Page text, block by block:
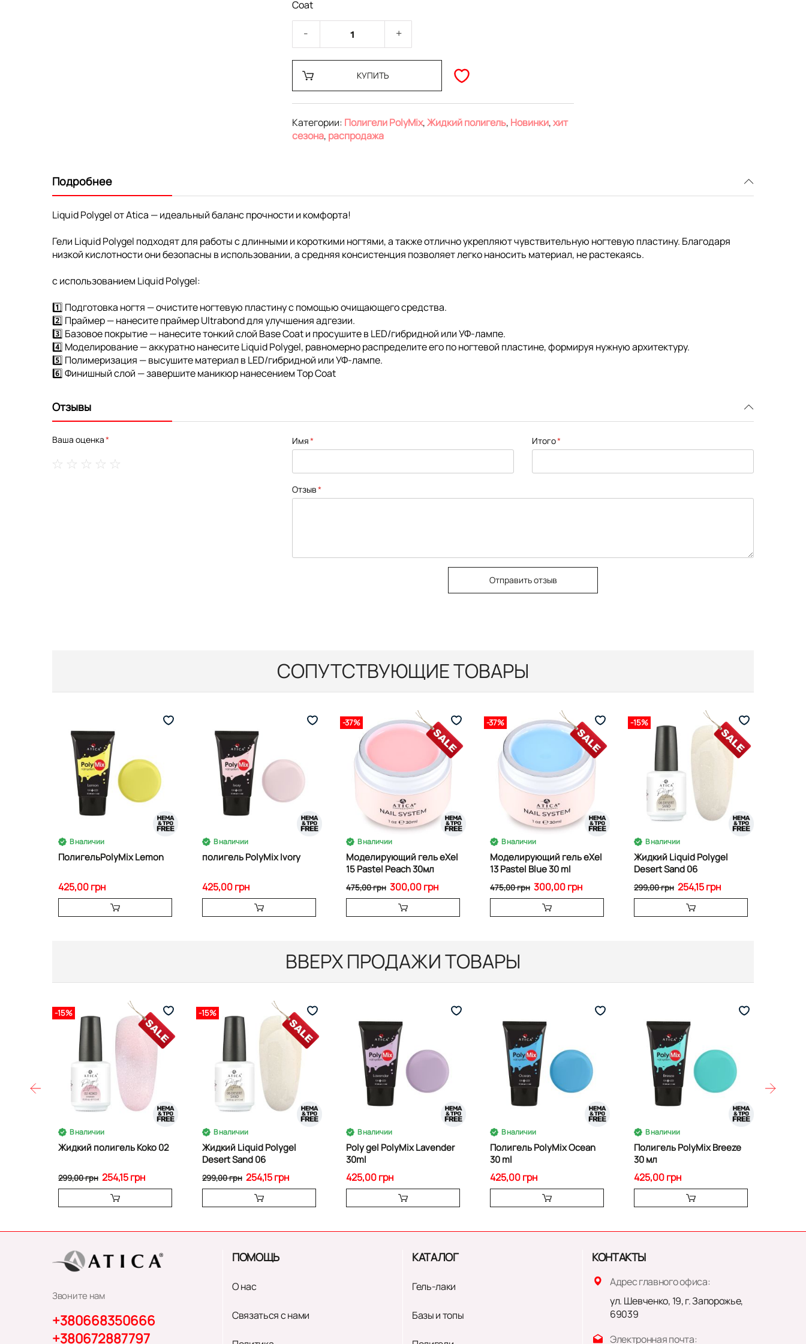
Coat
КУПИТЬ
Категории: Полигели PolyMix,Жидкий полигель, Новинки,хит
сезона, распродажа
Подробнее
Liquid Polygel от Atica — идеальный баланс прочности и комфорта!
Гели Liquid Polygel подходят для работы с длинными и короткими ногтями, а также отлично укрепляют чувствительную ногтевую пластину. Благодаря
низкой кислотности они безопасны в использовании, а средняя консистенция позволяет легко наносить материал, не растекаясь.
с использованием Liquid Polygel:
1️⃣ Подготовка ногтя — очистите ногтевую пластину с помощью очищающего средства.
2️⃣ Праймер — нанесите праймер Ultrabond для улучшения адгезии.
3️⃣ Базовое покрытие — нанесите тонкий слой Base Coat и просушите в LED/гибридной или УФ-лампе.
4️⃣ Моделирование — аккуратно нанесите Liquid Polygel, равномерно распределите его по ногтевой пластине, формируя нужную архитектуру.
5️⃣ Полимеризация — высушите материал в LED/гибридной или УФ-лампе.
6️⃣ Финишный слой — завершите маникюр нанесением Top Coat
Отзывы
Ваша оценка Имя Итого
Отзыв
Отправить отзыв
СОПУТСТВУЮЩИЕ ТОВАРЫ
В наличии
ПолигельPolyMix Lemon
425,00 грн
В наличии
полигель PolyMix Ivory
425,00 грн
-37%
В наличии
Моделирующий гель eXel
15 Pastel Peach 30мл
300,00 грн
475,00 грн
-37%
В наличии
Моделирующий гель eXel
13 Pastel Blue 30 ml
300,00 грн
475,00 грн
-15%
В наличии
Жидкий Liquid Polygel
Desert Sand 06
254,15 грн
299,00 грн
ВВЕРХ ПРОДАЖИ ТОВАРЫ
-15%
В наличии
Жидкий полигель Koko 02
254,15 грн
299,00 грн
-15%
В наличии
Жидкий Liquid Polygel
Desert Sand 06
254,15 грн
299,00 грн
В наличии
Poly gel PolyMix Lavender
30ml
425,00 грн
В наличии
Полигель PolyMix Ocean
30 ml
425,00 грн
В наличии
Полигель PolyMix Breeze
30 мл
425,00 грн
Звоните нам
+380668350666
+380672887797
ПОМОЩЬ
О нас
Связаться с нами
КАТАЛОГ
Гель-лаки
Базы и топы
КОНТАКТЫ
Адрес главного офиса:
ул. Шевченко, 19, г. Запорожье,
69039
Электронная почта: